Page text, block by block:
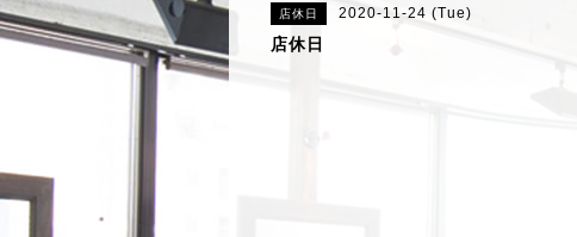
店休日 2020-11-24 (Tue)
店休日